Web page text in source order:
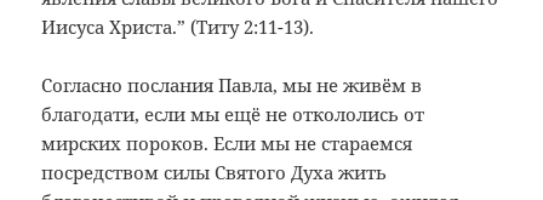
Иисуса Христа.” (Титу 2:11-13).
Согласно послания Павла, мы не живём в
благодати, если мы ещё не откололись от
мирских пороков. Если мы не стараемся
посредством силы Святого Духа жить